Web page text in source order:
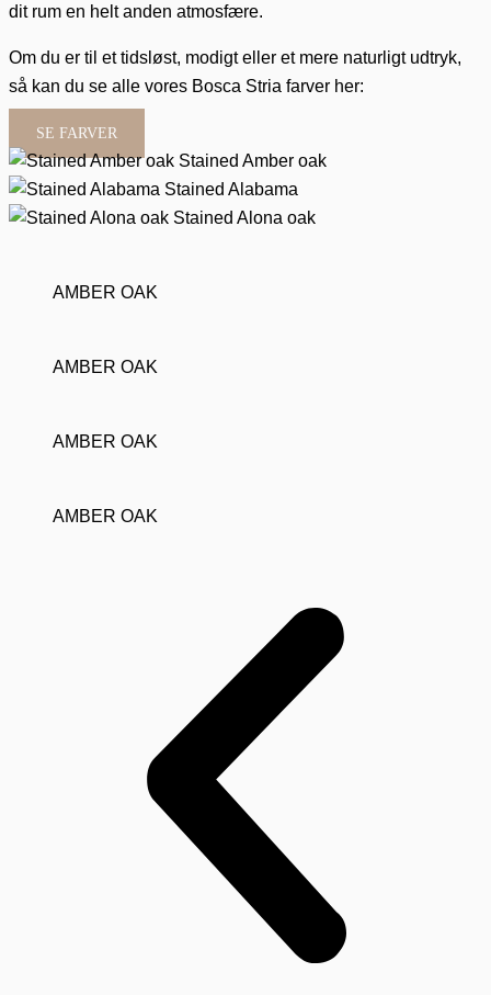
dit rum en helt anden atmosfære.
Om du er til et tidsløst, modigt eller et mere naturligt udtryk,
så kan du se alle vores Bosca Stria farver her:
SE FARVER
Stained Amber oak
Stained Alabama
Stained Alona oak
AMBER OAK
AMBER OAK
AMBER OAK
AMBER OAK